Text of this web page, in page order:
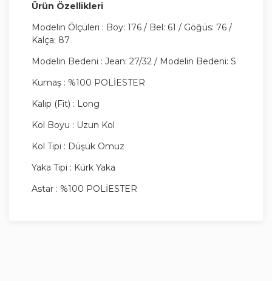
Ürün Özellikleri
Modelin Ölçüleri : Boy: 176 / Bel: 61 / Göğüs: 76 /
Kalça: 87
Modelin Bedeni : Jean: 27/32 / Modelin Bedeni: S
Kumaş : %100 POLİESTER
Kalıp (Fit) : Long
Kol Boyu : Uzun Kol
Kol Tipi : Düşük Omuz
Yaka Tipi : Kürk Yaka
Astar : %100 POLİESTER